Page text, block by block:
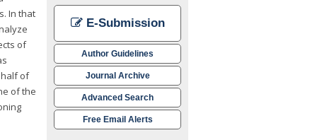
E-Submission
Author Guidelines
Journal Archive
Advanced Search
Free Email Alerts
In that
of
half of
of the